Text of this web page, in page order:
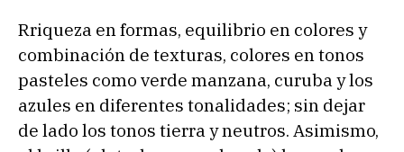
Rriqueza en formas, equilibrio en colores y
combinación de texturas, colores en tonos
pasteles como verde manzana, curuba y los
azules en diferentes tonalidades; sin dejar
de lado los tonos tierra y neutros. Asimismo,